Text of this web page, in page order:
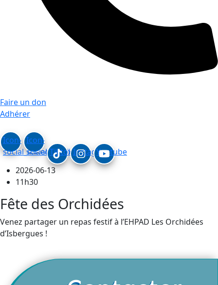
Faire un don
Adhérer
Icon-
social_linkedin
Icon-
social_facebook
TiktokInstagramYoutube
2026-06-13
11h30
Fête des Orchidées
Venez partager un repas festif à l’EHPAD Les Orchidées
d’Isbergues !